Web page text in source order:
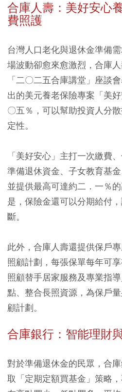
合庫人壽：美好安心
費照護
台灣人口老化與退休金準備
場波動卻愈來愈激烈，合庫
「二〇二五合庫講堂」座談
出的美元養老保險專案「美
〇五％，可以幫助投資人分
定性。
「美好安心」主打一次繳費
準備退休資金、子女教育基
並提供最高可達約二．一％
是，保險金還可以分期給付
斷。
此外，合庫人壽還提供保戶
照顧計劃，每張保單每年可
照顧替手居家服務及專業指
點、整合長照資源，為保戶
顧計劃。
合庫銀行：智能理財
對於準備退休金的民眾，合
取「定期定額買基金」策略